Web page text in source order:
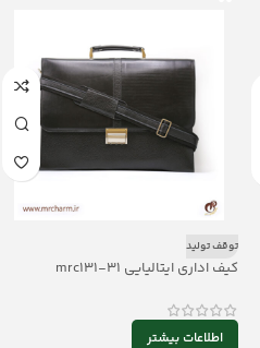
توقف تولید
کیف اداری ایتالیایی mrc131-31
اطلاعات بیشتر